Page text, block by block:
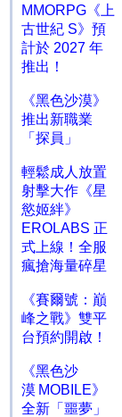
MMORPG《上
古世紀 S》預
計於 2027 年
推出！
《黑色沙漠》
推出新職業
「探員」
輕鬆成人放置
射擊大作《星
慾姬絆》
EROLABS 正
式上線！全服
瘋搶海量碎星
《賽爾號：巔
峰之戰》雙平
台預約開啟！
《黑色沙
漠 MOBILE》
全新「噩夢」